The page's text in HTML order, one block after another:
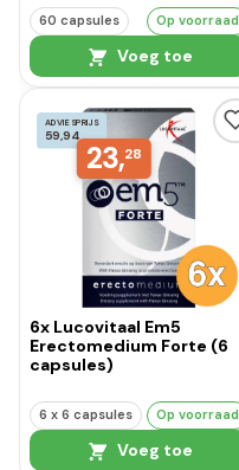
60 capsules Op voorraad
Voeg toe
ADVIESPRIJS
59,94
23,28
6x Lucovitaal Em5
Erectomedium Forte (6
capsules)
6 x 6 capsules Op voorraad
Voeg toe